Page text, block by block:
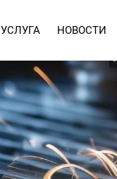
УСЛУГА
УСЛУГА
ЧАСТО
НОВОСТИ